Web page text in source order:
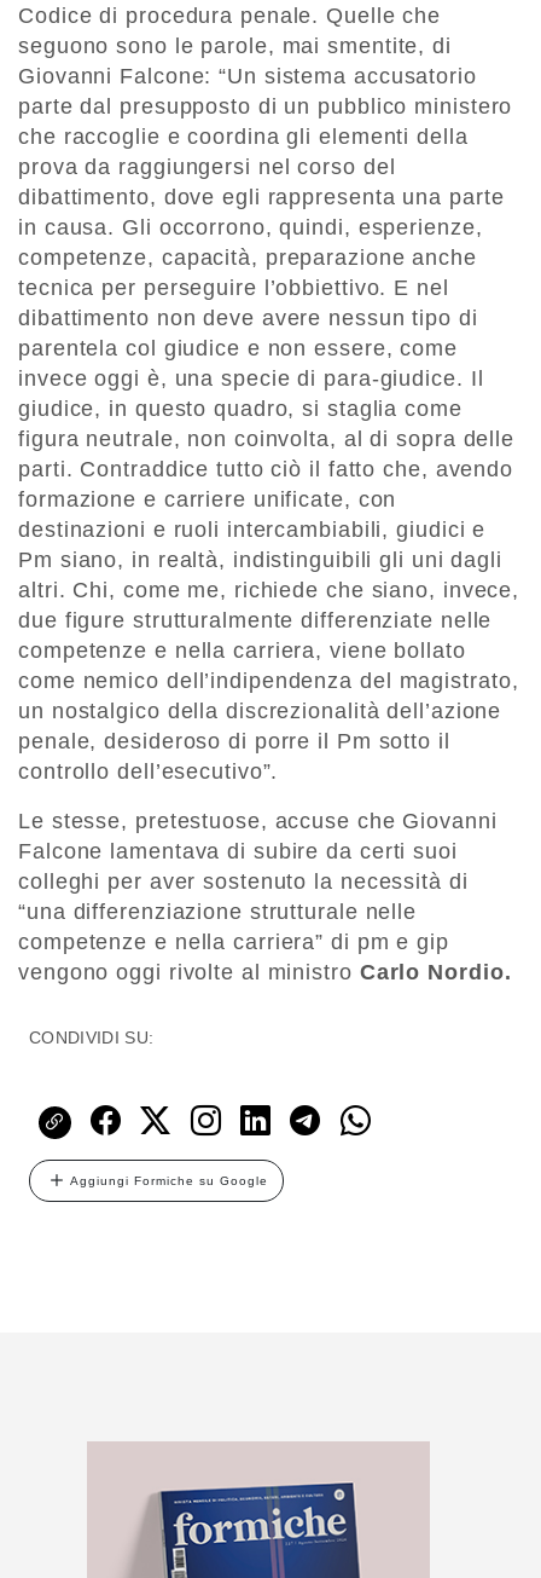
Codice di procedura penale. Quelle che
seguono sono le parole, mai smentite, di
Giovanni Falcone: “Un sistema accusatorio
parte dal presupposto di un pubblico ministero
che raccoglie e coordina gli elementi della
prova da raggiungersi nel corso del
dibattimento, dove egli rappresenta una parte
in causa. Gli occorrono, quindi, esperienze,
competenze, capacità, preparazione anche
tecnica per perseguire l’obbiettivo. E nel
dibattimento non deve avere nessun tipo di
parentela col giudice e non essere, come
invece oggi è, una specie di para-giudice. Il
giudice, in questo quadro, si staglia come
figura neutrale, non coinvolta, al di sopra delle
parti. Contraddice tutto ciò il fatto che, avendo
formazione e carriere unificate, con
destinazioni e ruoli intercambiabili, giudici e
Pm siano, in realtà, indistinguibili gli uni dagli
altri. Chi, come me, richiede che siano, invece,
due figure strutturalmente differenziate nelle
competenze e nella carriera, viene bollato
come nemico dell’indipendenza del magistrato,
un nostalgico della discrezionalità dell’azione
penale, desideroso di porre il Pm sotto il
controllo dell’esecutivo”.
Le stesse, pretestuose, accuse che Giovanni
Falcone lamentava di subire da certi suoi
colleghi per aver sostenuto la necessità di
“una differenziazione strutturale nelle
competenze e nella carriera” di pm e gip
vengono oggi rivolte al ministro Carlo Nordio.
CONDIVIDI SU:
Aggiungi Formiche su Google